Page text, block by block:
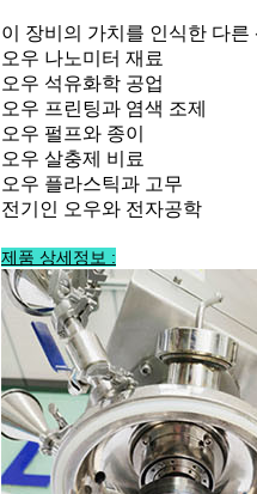
이 장비의 가치를 인식한 다
오우 나노미터 재료
오우 석유화학 공업
오우 프린팅과 염색 조제
오우 펄프와 종이
오우 살충제 비료
오우 플라스틱과 고무
전기인 오우와 전자공학
제품 상세정보 :